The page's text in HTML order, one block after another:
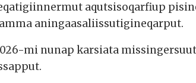
aqutsisoqarfiup
aningaasaliissutigineqarput.
mi nunap karsiata